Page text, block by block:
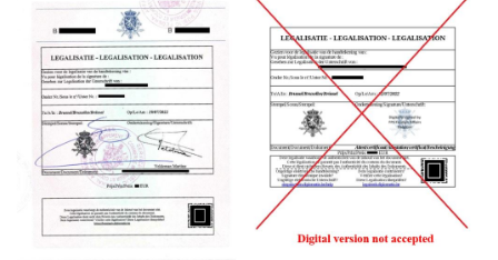
ล
เ
ยี
ย
ม
ค
ว
า
ม